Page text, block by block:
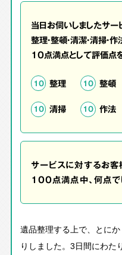
当日お伺いしましたサー
整理・整頓・清潔・清掃
10点満点として評価点
10 整理 10 整頓
10 清掃 10 作法
サービスに対するお
100点満点中、何点で
遺品整理する上で、とに
りしました。3日間にわた